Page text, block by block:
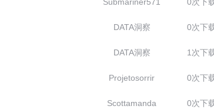
DATA洞察 0次下
DATA洞察 1次下
Projetosorrir 0次下
Scottamanda 0次下